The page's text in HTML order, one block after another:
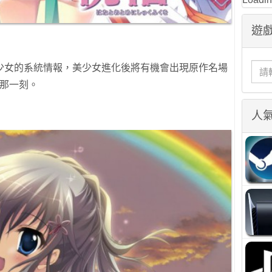
的系統情報，美少女進化後將有機會出現原作名場
一刻。
遊
人